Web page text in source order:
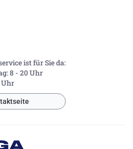
ist für Sie da:
8 - 20 Uhr
Uhr